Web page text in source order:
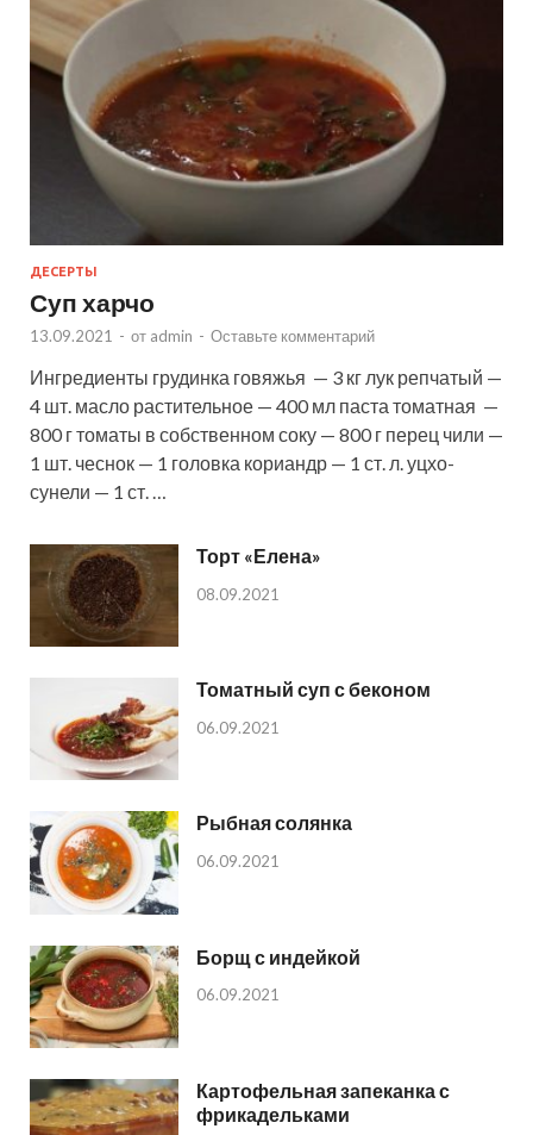
ДЕСЕРТЫ
Суп харчо
13.09.2021 - от admin - Оставьте комментарий
Ингредиенты грудинка говяжья — 3 кг лук репчатый —
4 шт. масло растительное — 400 мл паста томатная —
800 г томаты в собственном соку — 800 г перец чили —
1 шт. чеснок — 1 головка кориандр — 1 ст. л. уцхо-
сунели — 1 ст. …
Торт «Елена»
08.09.2021
Томатный суп с беконом
06.09.2021
Рыбная солянка
06.09.2021
Борщ с индейкой
06.09.2021
Картофельная запеканка с
фрикадельками